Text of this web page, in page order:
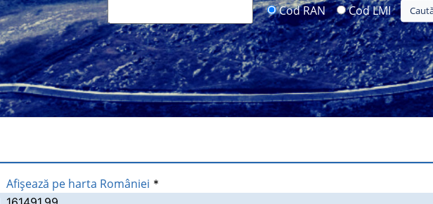
Cod RAN Cod LMI
Afişează pe harta României *